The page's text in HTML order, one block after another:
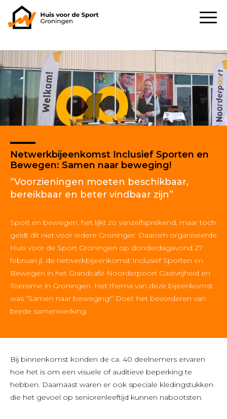
Netwerkbijeenkomst Inclusief Sporten en
Bewegen: Samen naar beweging!
“Voorzieningen moeten beschikbaar,
bereikbaar en beter vindbaar zijn”
Sport en bewegen, het lijkt zo vanzelfsprekend, maar toch
geldt dit niet voor iedere Groninger. Daarom organiseerde
Huis voor de Sport Groningen op donderdagavond 27
februari jl. de netwerkbijeenkomst Inclusief Sporten en
Bewegen in het Grandcafé Noorderpoort Gastvrijheid en
Toerisme in Groningen. Het thema van deze bijeenkomst
was “Samen naar beweging!” Doel: het bevorderen van
brede samenwerking.
Bij binnenkomst konden de ca. 40 deelnemers ervaren
hoe het is om een visuele of auditieve beperking te
hebben. Daarnaast waren er ook speciale kledingstukken
die het gevoel op seniorenleeftijd kunnen nabootsten.